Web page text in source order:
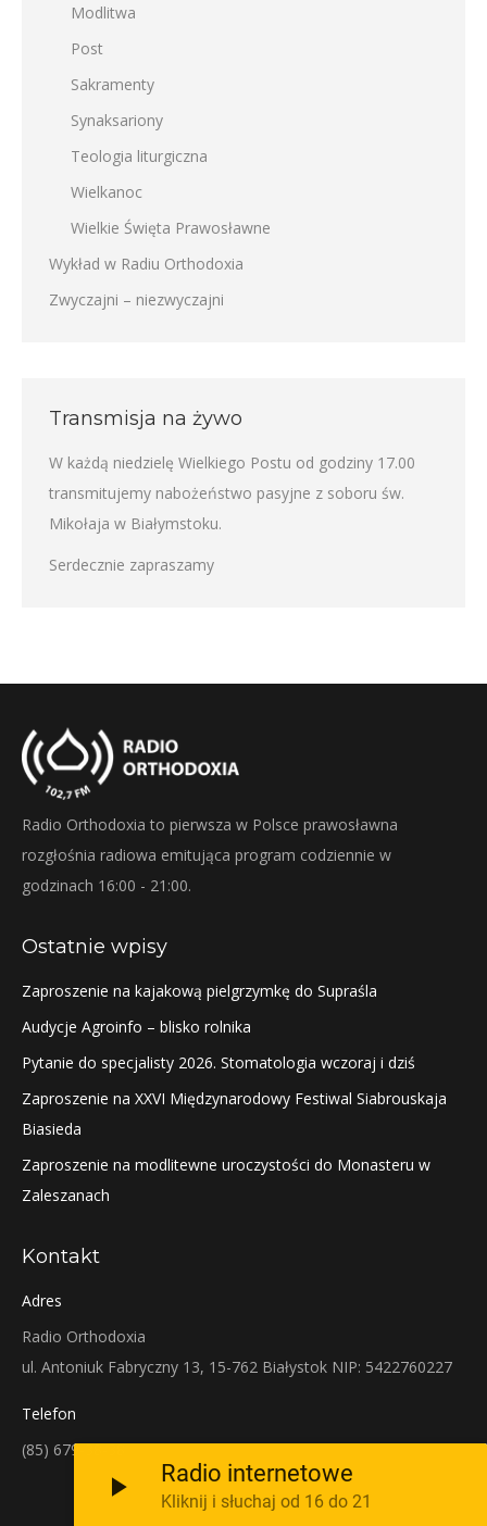
Modlitwa
Post
Sakramenty
Synaksariony
Teologia liturgiczna
Wielkanoc
Wielkie Święta Prawosławne
Wykład w Radiu Orthodoxia
Zwyczajni – niezwyczajni
Transmisja na żywo
W każdą niedzielę Wielkiego Postu od godziny 17.00
transmitujemy nabożeństwo pasyjne z soboru św.
Mikołaja w Białymstoku.
Serdecznie zapraszamy
Radio Orthodoxia to pierwsza w Polsce prawosławna
rozgłośnia radiowa emitująca program codziennie w
godzinach 16:00 - 21:00.
Ostatnie wpisy
Zaproszenie na kajakową pielgrzymkę do Supraśla
Audycje Agroinfo – blisko rolnika
Pytanie do specjalisty 2026. Stomatologia wczoraj i dziś
Zaproszenie na XXVI Międzynarodowy Festiwal Siabrouskaja
Biasieda
Zaproszenie na modlitewne uroczystości do Monasteru w
Zaleszanach
Kontakt
Adres
Radio Orthodoxia
ul. Antoniuk Fabryczny 13, 15-762 Białystok NIP: 5422760227
Telefon
(85) 679-38-38
Radio internetowe
Kliknij i słuchaj od 16 do 21